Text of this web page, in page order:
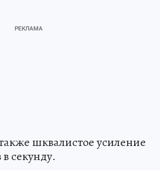
шквалистое усиление
секунду.